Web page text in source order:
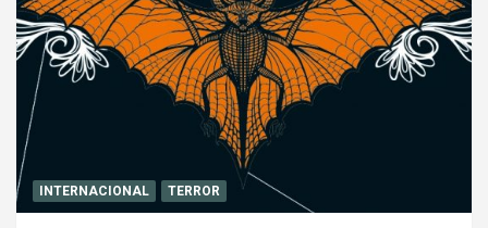
INTERNACIONAL TERROR